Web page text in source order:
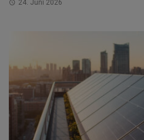
24. Juni 2026